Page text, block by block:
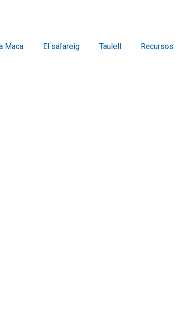
Maca El safareig Taulell Recursos